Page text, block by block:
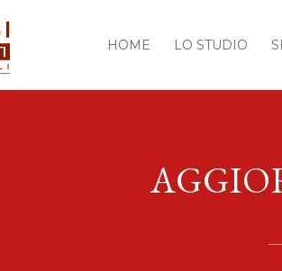
HOME LO STUDIO